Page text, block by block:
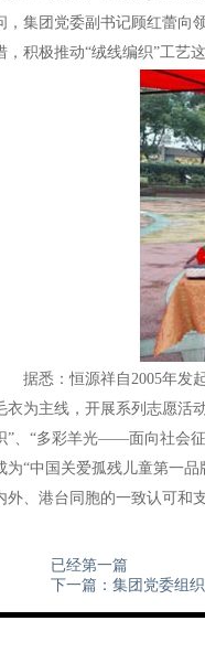
，集团党委副书记顾红蕾向
，积极推动“绒线编织”工艺
据悉：恒源祥自2005年发起
衣为主线，开展系列志愿
”、“多彩羊光——面向社会征
为“中国关爱孤残儿童第一
外、港台同胞的一致认可和
已经第一篇
下一篇：集团党委组